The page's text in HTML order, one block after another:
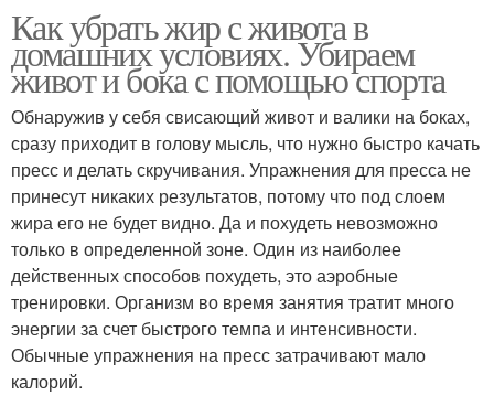
Как убрать жир с живота в
домашних условиях. Убираем
живот и бока с помощью спорта
Обнаружив у себя свисающий живот и валики на боках,
сразу приходит в голову мысль, что нужно быстро качать
пресс и делать скручивания. Упражнения для пресса не
принесут никаких результатов, потому что под слоем
жира его не будет видно. Да и похудеть невозможно
только в определенной зоне. Один из наиболее
действенных способов похудеть, это аэробные
тренировки. Организм во время занятия тратит много
энергии за счет быстрого темпа и интенсивности.
Обычные упражнения на пресс затрачивают мало
калорий.